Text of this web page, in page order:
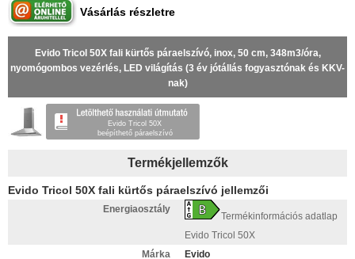
Vásárlás részletre
Evido Tricol 50X fali kürtős páraelszívó, inox, 50 cm, 348m3/óra,
nyomógombos vezérlés, LED világítás (3 év jótállás fogyasztónak és KKV-
nak)
Evido Tricol 50X
beépíthető páraelszívó
Termékjellemzők
Evido Tricol 50X fali kürtős páraelszívó jellemzői
Energiaosztály
Termékinformációs adatlap
Evido Tricol 50X
Márka
Evido